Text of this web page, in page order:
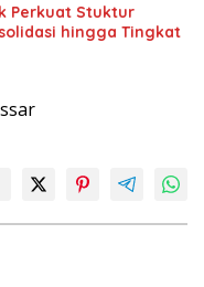
Perkuat Stuktur
hingga Tingkat